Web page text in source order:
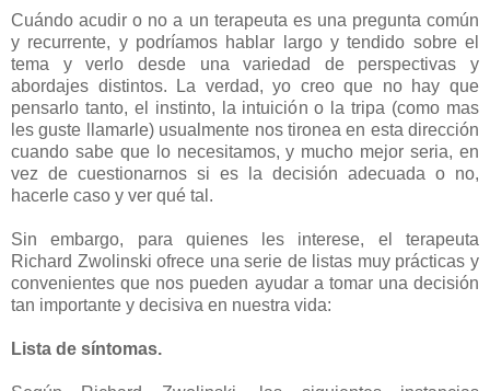
Cuándo acudir o no a un terapeuta es una pregunta común
y recurrente, y podríamos hablar largo y tendido sobre el
tema y verlo desde una variedad de perspectivas y
abordajes distintos. La verdad, yo creo que no hay que
pensarlo tanto, el instinto, la intuición o la tripa (como mas
les guste llamarle) usualmente nos tironea en esta dirección
cuando sabe que lo necesitamos, y mucho mejor seria, en
vez de cuestionarnos si es la decisión adecuada o no,
hacerle caso y ver qué tal.
Sin embargo, para quienes les interese, el terapeuta
Richard Zwolinski ofrece una serie de listas muy prácticas y
convenientes que nos pueden ayudar a tomar una decisión
tan importante y decisiva en nuestra vida:
Lista de síntomas.